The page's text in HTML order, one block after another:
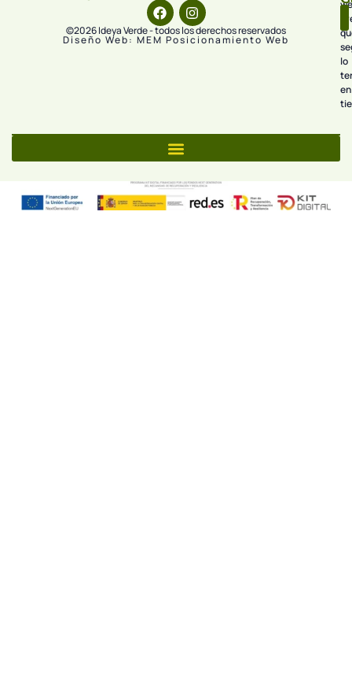
©2026 Ideya Verde - todos los derechos reservados
Diseño Web: MEM Posicionamiento Web
lo
en